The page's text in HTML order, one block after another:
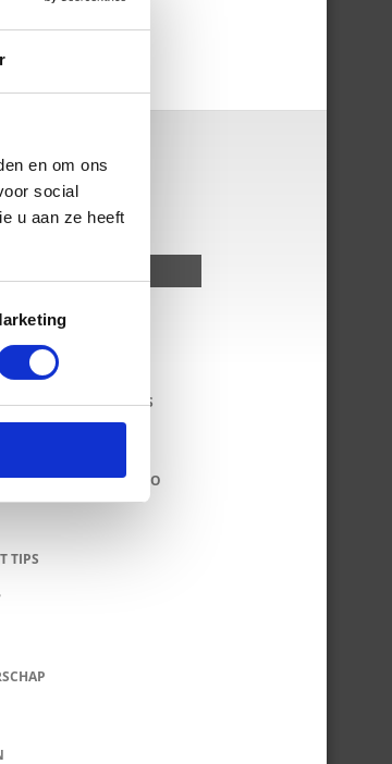
en om ons
social
u aan ze heeft
OUTLET WEBSHOPS
ROMPERTJES & INFO
TIPS